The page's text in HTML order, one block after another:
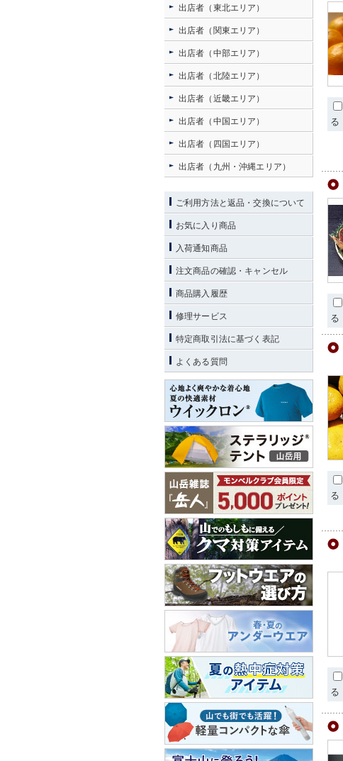
る
る
る
る
出店者（東北エリア）
出店者（関東エリア）
出店者（中部エリア）
出店者（北陸エリア）
出店者（近畿エリア）
出店者（中国エリア）
出店者（四国エリア）
出店者（九州・沖縄エリア）
ご利用方法と返品・交換について
お気に入り商品
入荷通知商品
注文商品の確認・キャンセル
商品購入履歴
修理サービス
特定商取引法に基づく表記
よくある質問